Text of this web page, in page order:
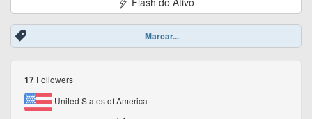
Marcar...
17 Followers
United States of America